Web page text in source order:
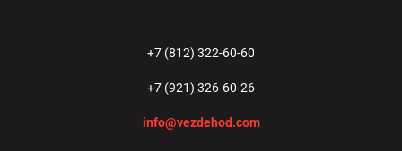
+7 (812) 322-60-60
+7 (921) 326-60-26
info@vezdehod.com